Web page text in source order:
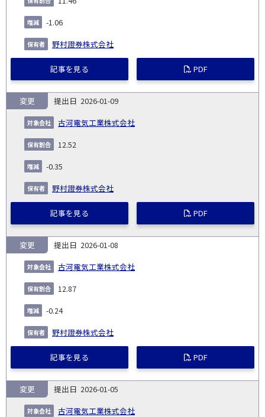
-1.06
野村證券株式会社
記事を見る PDF
2026-01-09
古河電気工業株式会社
変更
12.52
-0.35
野村證券株式会社
記事を見る PDF
2026-01-08
古河電気工業株式会社
変更
12.87
-0.24
野村證券株式会社
記事を見る PDF
2026-01-05
古河電気工業株式会社
変更